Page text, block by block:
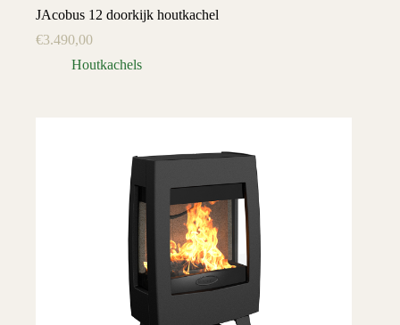
JAcobus 12 doorkijk houtkachel
€3.490,00
Houtkachels